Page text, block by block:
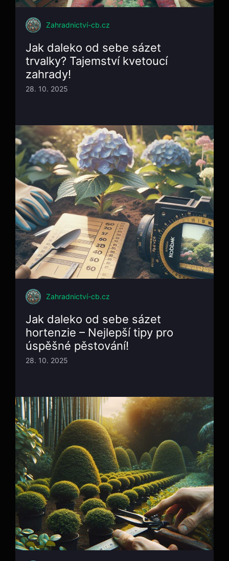
Zahradnictví-cb.cz
Jak daleko od sebe sázet
trvalky? Tajemství kvetoucí
zahrady!
28. 10. 2025
Zahradnictví-cb.cz
Jak daleko od sebe sázet
hortenzie – Nejlepší tipy pro
úspěšné pěstování!
28. 10. 2025